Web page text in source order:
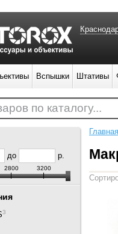
до р.
2800 3200
3
Главная
Вспышки Штативы
по каталогу...